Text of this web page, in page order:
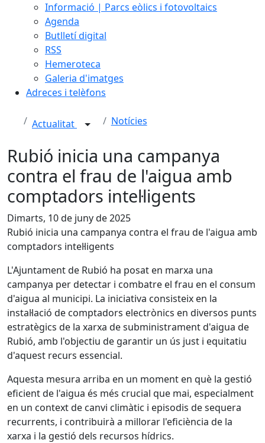
Informació | Parcs eòlics i fotovoltaics
Agenda
Butlletí digital
RSS
Hemeroteca
Galeria d'imatges
Adreces i telèfons
Actualitat Notícies
Rubió inicia una campanya
contra el frau de l'aigua amb
comptadors intel·ligents
Dimarts, 10 de juny de 2025
Rubió inicia una campanya contra el frau de l'aigua amb
comptadors intel·ligents
L'Ajuntament de Rubió ha posat en marxa una
campanya per detectar i combatre el frau en el consum
d'aigua al municipi. La iniciativa consisteix en la
instal·lació de comptadors electrònics en diversos punts
estratègics de la xarxa de subministrament d'aigua de
Rubió, amb l'objectiu de garantir un ús just i equitatiu
d'aquest recurs essencial.
Aquesta mesura arriba en un moment en què la gestió
eficient de l'aigua és més crucial que mai, especialment
en un context de canvi climàtic i episodis de sequera
recurrents, i contribuirà a millorar l'eficiència de la
xarxa i la gestió dels recursos hídrics.